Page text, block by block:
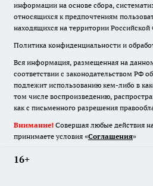
информации на основе сбора,
относящихся к предпочтениям
находящихся на территории Российской
Политика конфиденциальности и
Вся информация, размещенная на
соответствии с законодательством РФ
подлежит использованию кем-либо в
том числе воспроизведению,
как с письменного разрешения
Внимание! Совершая любые действия
принимаете условия «Cоглашения»
16+